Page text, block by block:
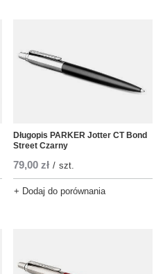
Długopis PARKER Jotter CT Bond
Street Czarny
79,00 zł / szt.
+ Dodaj do porównania